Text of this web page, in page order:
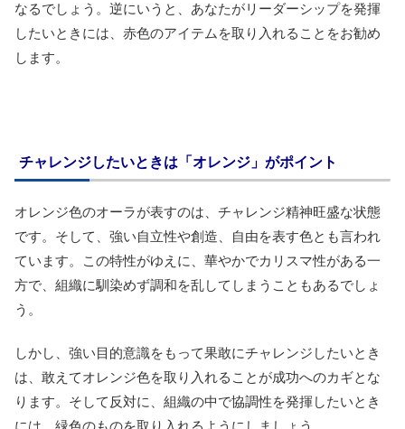
なるでしょう。逆にいうと、あなたがリーダーシップを発揮
したいときには、赤色のアイテムを取り入れることをお勧め
します。
チャレンジしたいときは「オレンジ」がポイント
オレンジ色のオーラが表すのは、チャレンジ精神旺盛な状態
です。そして、強い自立性や創造、自由を表す色とも言われ
ています。この特性がゆえに、華やかでカリスマ性がある一
方で、組織に馴染めず調和を乱してしまうこともあるでしょ
う。
しかし、強い目的意識をもって果敢にチャレンジしたいとき
は、敢えてオレンジ色を取り入れることが成功へのカギとな
ります。そして反対に、組織の中で協調性を発揮したいとき